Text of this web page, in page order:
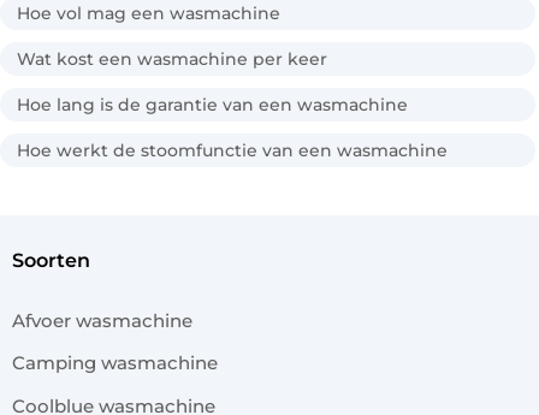
Hoe vol mag een wasmachine
Wat kost een wasmachine per keer
Hoe lang is de garantie van een wasmachine
Hoe werkt de stoomfunctie van een wasmachine
soorten
Afvoer wasmachine
Camping wasmachine
Coolblue wasmachine